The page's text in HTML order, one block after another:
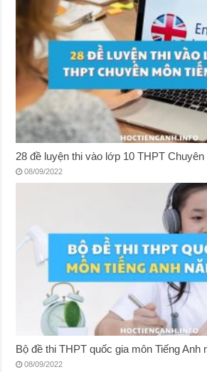
28 đề luyện thi vào lớp 10 THPT Chuyên
08/09/2022
Bộ đề thi THPT quốc gia môn Tiếng Anh
08/09/2022